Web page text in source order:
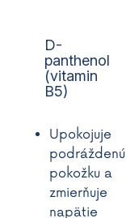
D-
panthenol
(vitamin
B5)
Upokojuje
podráždenú
pokožku a
zmierňuje
napätie